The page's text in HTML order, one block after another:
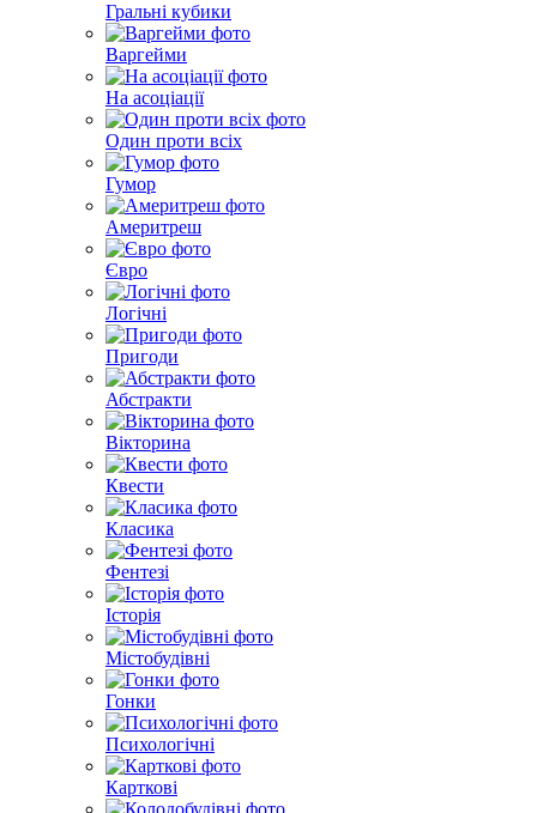
Гральні кубики
Варгейми
На асоціації
Один проти всіх
Гумор
Америтреш
Євро
Логічні
Пригоди
Абстракти
Вікторина
Квести
Класика
Фентезі
Історія
Містобудівні
Гонки
Психологічні
Карткові